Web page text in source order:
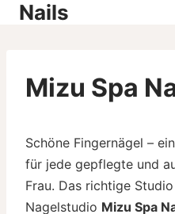
SkipNails
Mizu Spa
Schöne Fingernägel –
für jede gepflegte und
Frau. Das richtige
Nagelstudio Mizu Spa